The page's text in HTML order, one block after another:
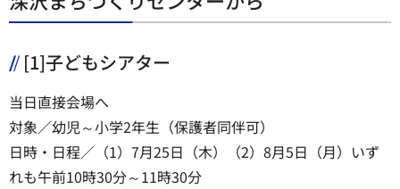
[1]子どもシアター
当日直接会場へ
対象／幼児～小学2年生（保護者同伴可）
日時・日程／（1）7月25日（木）（2）8月5日（月）いず
れも午前10時30分～11時30分